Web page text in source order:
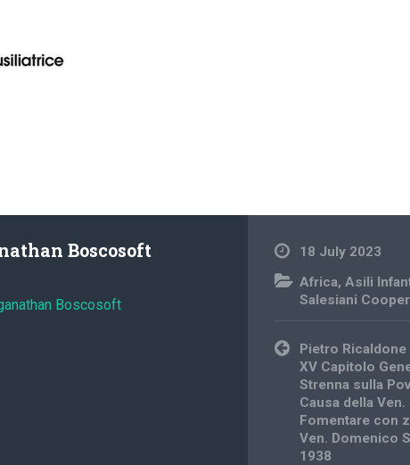
Boscosoft
Boscosoft
18 July 2023
Africa,Asili
Salesiani
Post
navigation
Pietro
XV Capitolo
Strenna sulla
Causa della
Fomentare con
Ven. Domenico
1938